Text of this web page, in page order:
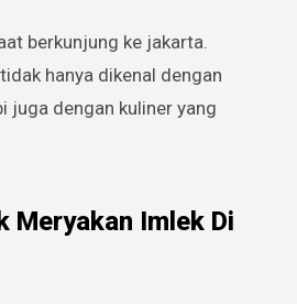
hanya dikenal dengan
juga dengan kuliner yang
Meryakan Imlek Di